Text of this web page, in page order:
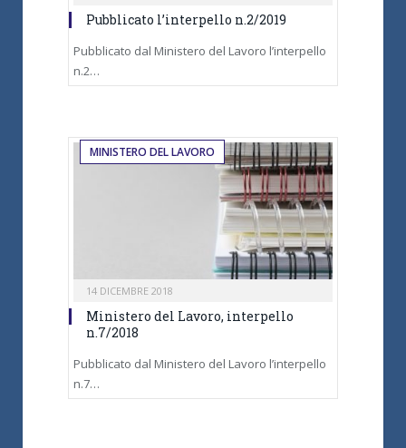
Pubblicato l’interpello n.2/2019
Pubblicato dal Ministero del Lavoro l’interpello
n.2…
MINISTERO DEL LAVORO
14 DICEMBRE 2018
Ministero del Lavoro, interpello
n.7/2018
Pubblicato dal Ministero del Lavoro l’interpello
n.7…